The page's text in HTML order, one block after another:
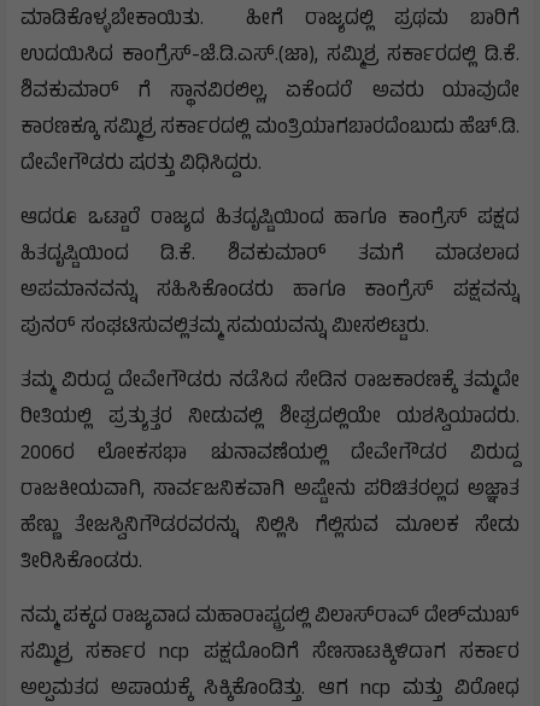
ಮಾಡಿಕೊಳ್ಳಬೇಕಾಯಿತು. ಹೀಗೆ ರಾಜ್ಯದಲ್ಲಿ ಪ್ರಥಮ ಬಾರಿಗೆ
ಉದಯಿಸಿದ ಕಾಂಗ್ರೆಸ್-ಜೆ.ಡಿ.ಎಸ್.(ಜಾ), ಸಮ್ಮಿಶ್ರ ಸರ್ಕಾರದಲ್ಲಿ ಡಿ.ಕೆ.
ಶಿವಕುಮಾರ್ ಗೆ ಸ್ಥಾನವಿರಲಿಲ್ಲ, ಏಕೆಂದರೆ ಅವರು ಯಾವುದೇ
ಕಾರಣಕ್ಕೂ ಸಮ್ಮಿಶ್ರ ಸರ್ಕಾರದಲ್ಲಿ ಮಂತ್ರಿಯಾಗಬಾರದೆಂಬುದು ಹೆಚ್.ಡಿ.
ದೇವೇಗೌಡರು ಷರತ್ತು ವಿಧಿಸಿದ್ದರು.
ಆದರೂ ಒಟ್ಟಾರೆ ರಾಜ್ಯದ ಹಿತದೃಷ್ಟಿಯಿಂದ ಹಾಗೂ ಕಾಂಗ್ರೆಸ್ ಪಕ್ಷದ
ಹಿತದೃಷ್ಟಿಯಿಂದ ಡಿ.ಕೆ. ಶಿವಕುಮಾರ್ ತಮಗೆ ಮಾಡಲಾದ
ಅಪಮಾನವನ್ನು ಸಹಿಸಿಕೊಂಡರು ಹಾಗೂ ಕಾಂಗ್ರೆಸ್ ಪಕ್ಷವನ್ನು
ಪುನರ್ ಸಂಘಟಿಸುವಲ್ಲಿತಮ್ಮ ಸಮಯವನ್ನು ಮೀಸಲಿಟ್ಟರು.
ತಮ್ಮ ವಿರುದ್ದ ದೇವೇಗೌಡರು ನಡೆಸಿದ ಸೇಡಿನ ರಾಜಕಾರಣಕ್ಕೆ ತಮ್ಮದೇ
ರೀತಿಯಲ್ಲಿ ಪ್ರತ್ಯುತ್ತರ ನೀಡುವಲ್ಲಿ ಶೀಘ್ರದಲ್ಲಿಯೇ ಯಶಸ್ವಿಯಾದರು.
2006ರ ಲೋಕಸಭಾ ಚುನಾವಣೆಯಲ್ಲಿ ದೇವೇಗೌಡರ ವಿರುದ್ದ
ರಾಜಕೀಯವಾಗಿ, ಸಾರ್ವಜನಿಕವಾಗಿ ಅಷ್ಟೇನು ಪರಿಚಿತರಲ್ಲದ ಅಜ್ಞಾತ
ಹೆಣ್ಣು ತೇಜಸ್ವಿನಿಗೌಡರವರನ್ನು ನಿಲ್ಲಿಸಿ ಗೆಲ್ಲಿಸುವ ಮೂಲಕ ಸೇಡು
ತೀರಿಸಿಕೊಂಡರು.
ನಮ್ಮ ಪಕ್ಕದ ರಾಜ್ಯವಾದ ಮಹಾರಾಷ್ಟ್ರದಲ್ಲಿ ವಿಲಾಸ್‍ರಾವ್ ದೇಶ್‍ಮುಖ್
ಸಮ್ಮಿಶ್ರ ಸರ್ಕಾರ ncp ಪಕ್ಷದೊಂದಿಗೆ ಸೆಣಸಾಟಕ್ಕಿಳಿದಾಗ ಸರ್ಕಾರ
ಅಲ್ಪಮತದ ಅಪಾಯಕ್ಕೆ ಸಿಕ್ಕಿಕೊಂಡಿತ್ತು. ಆಗ ncp ಮತ್ತು ವಿರೋಧ